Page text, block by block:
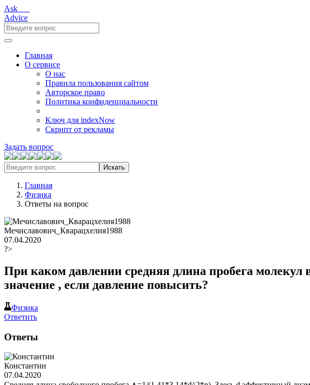
Ask___
Advice
Главная
О сервисе
О нас
Правила пользования сайтом
Авторское право
Политика конфиденциальности
Ключ для indexNow
Скрипт от рекламы
Задать вопрос
Искать
Главная
Физика
Ответы на вопрос
Мечиславович_Кварацхелия1988
07.04.2020
?>
При каком давлении средняя длина пробега молекул
значение , если давление повысить?
Физика
Ответить
Ответы
Константин
07.04.2020